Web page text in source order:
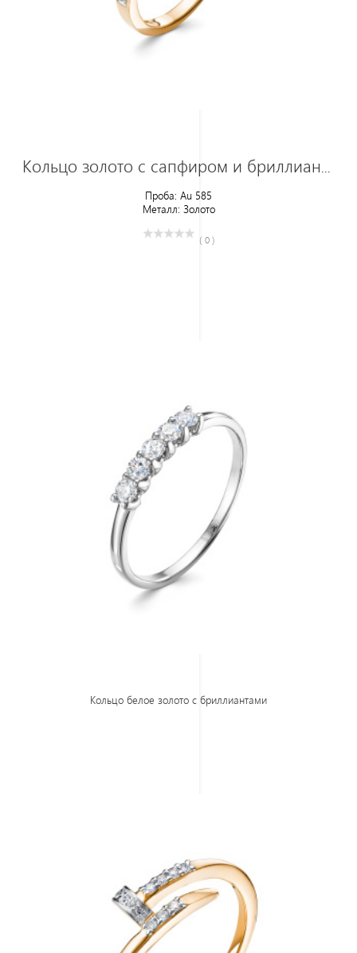
Проба: Au 585
Металл: Золото
( 0 )
Кольцо белое золото с бриллиантами